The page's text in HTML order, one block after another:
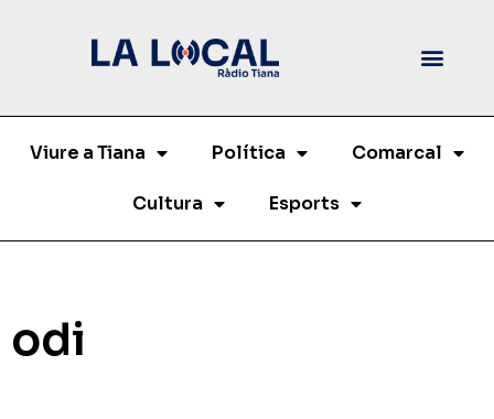
Viure a Tiana Política Comarcal
Cultura Esports
odi